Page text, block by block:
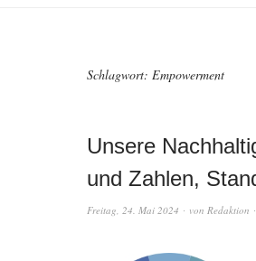
Schlagwort: Empowerment
Unsere
und Zahlen,
Freitag, 24. Mai 2024 von Redaktion